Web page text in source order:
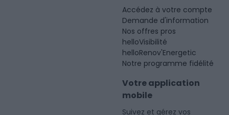
Accédez à votre compte
Demande d'information
Nos offres pros
helloVisibilité
helloRenov'Energetic
Notre programme fidélité
Votre application
mobile
Suivez et gérez vos